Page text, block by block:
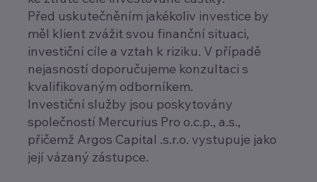
Před uskutečněním jakékoliv investice by
měl klient zvážit svou finanční situaci,
investiční cíle a vztah k riziku. V případě
nejasností doporučujeme konzultaci s
kvalifikovaným odborníkem.
Investiční služby jsou poskytovány
společností Mercurius Pro o.c.p., a.s.,
přičemž Argos Capital .s.r.o. vystupuje jako
její vázaný zástupce.